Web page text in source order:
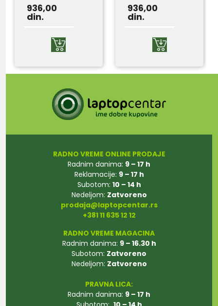
936,00
din.
936,00
din.
RADNO VREME ONLINE PRODAJE
Radnim danima: 9 – 17 h
Reklamacije: 9 – 17 h
Subotom: 10 – 14 h
Nedeljom: Zatvoreno
prodaja@laptopcentar.rs
+381 11 635 12 12
RADNO VREME MAGACINA
Radnim danima: 9 – 16.30 h
Subotom: Zatvoreno
Nedeljom: Zatvoreno
PRAVNA LICA:
Radnim danima: 9 – 17 h